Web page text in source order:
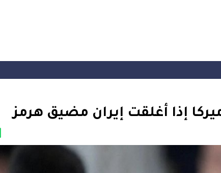
إذا أغلقت إيران مضيق هرمز